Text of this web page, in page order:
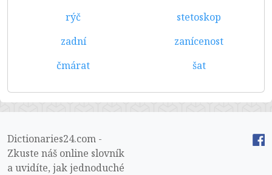
rýč
stetoskop
zadní
zanícenost
čmárat
šat
Dictionaries24.com -
Zkuste náš online slovník
a uvidíte, jak jednoduché